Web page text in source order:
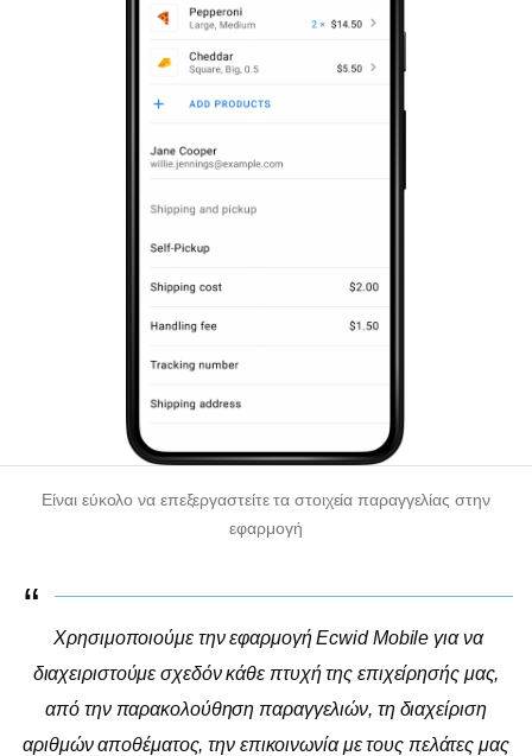
Είναι εύκολο να επεξεργαστείτε τα στοιχεία παραγγελίας στην
εφαρμογή
Χρησιμοποιούμε την εφαρμογή Ecwid Mobile για να
διαχειριστούμε σχεδόν κάθε πτυχή της επιχείρησής μας,
από την παρακολούθηση παραγγελιών, τη διαχείριση
αριθμών αποθέματος, την επικοινωνία με τους πελάτες μας